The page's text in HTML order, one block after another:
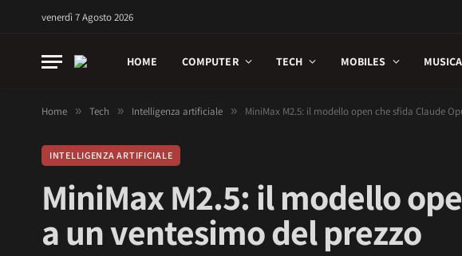
venerdì 7 Agosto 2026
HOME COMPUTER TECH MOBILES MUSICA
Home » Tech » Intelligenza artificiale » MiniMax M2.5: il modello open che sfida Claude
INTELLIGENZA ARTIFICIALE
MiniMax M2.5: il modello
a un ventesimo del prezzo